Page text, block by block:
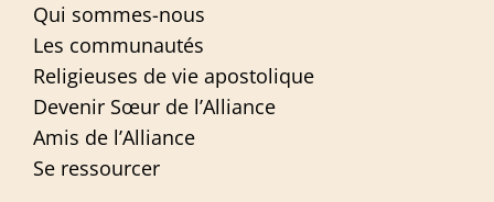
Qui sommes-nous
Les communautés
Religieuses de vie apostolique
Devenir Sœur de l’Alliance
Amis de l’Alliance
Se ressourcer